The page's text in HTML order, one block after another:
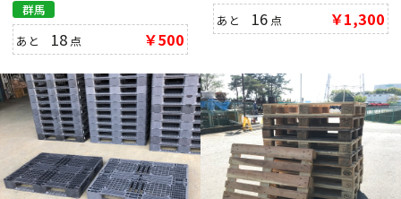
群馬
あと 18 点 ￥500
あと 16 点 ￥1,300